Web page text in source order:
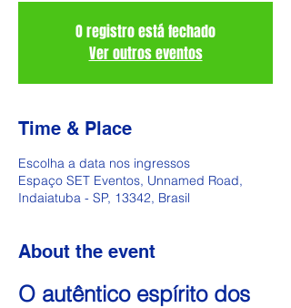
O registro está fechado
Ver outros eventos
Time & Place
Escolha a data nos ingressos
Espaço SET Eventos, Unnamed Road,
Indaiatuba - SP, 13342, Brasil
About the event
O autêntico espírito dos